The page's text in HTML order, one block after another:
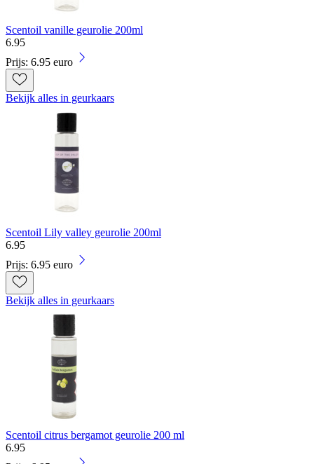
Scentoil vanille geurolie 200ml
6.95
Prijs: 6.95 euro
Bekijk alles in geurkaars
Scentoil Lily valley geurolie 200ml
6.95
Prijs: 6.95 euro
Bekijk alles in geurkaars
Scentoil citrus bergamot geurolie 200 ml
6.95